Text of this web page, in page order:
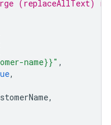
(replaceAllText)
name}}" ,
,
,